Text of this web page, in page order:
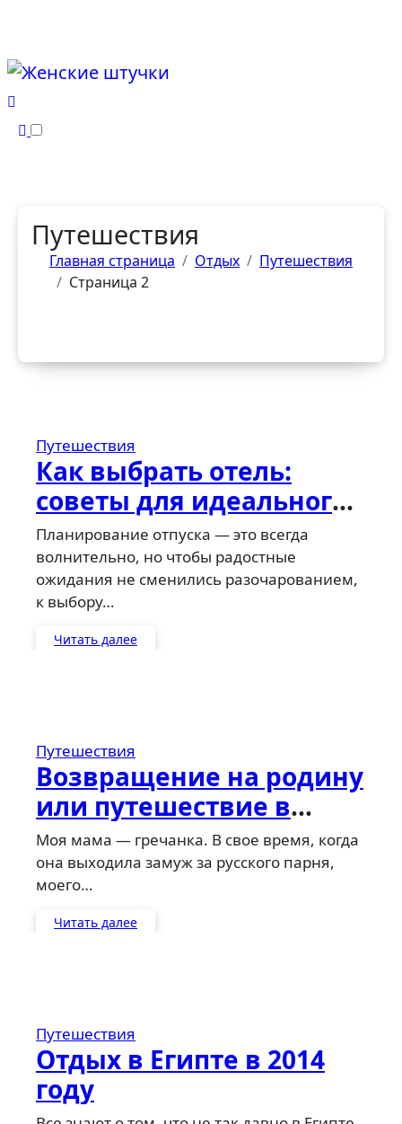
Путешествия
Главная страница Отдых
Путешествия
Страница 2
Путешествия
Как выбрать отель:
советы для идеального
отдыха
Планирование отпуска — это всегда
волнительно, но чтобы радостные
ожидания не сменились разочарованием,
к выбору…
Читать далее
Путешествия
Возвращение на родину
или путешествие в
Грецию
Моя мама — гречанка. В свое время, когда
она выходила замуж за русского парня,
моего…
Читать далее
Путешествия
Отдых в Египте в 2014
году